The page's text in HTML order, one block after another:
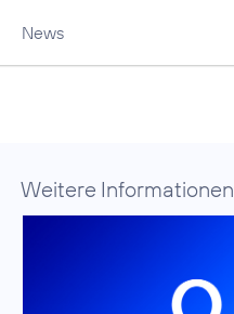
News
Weitere Informationen